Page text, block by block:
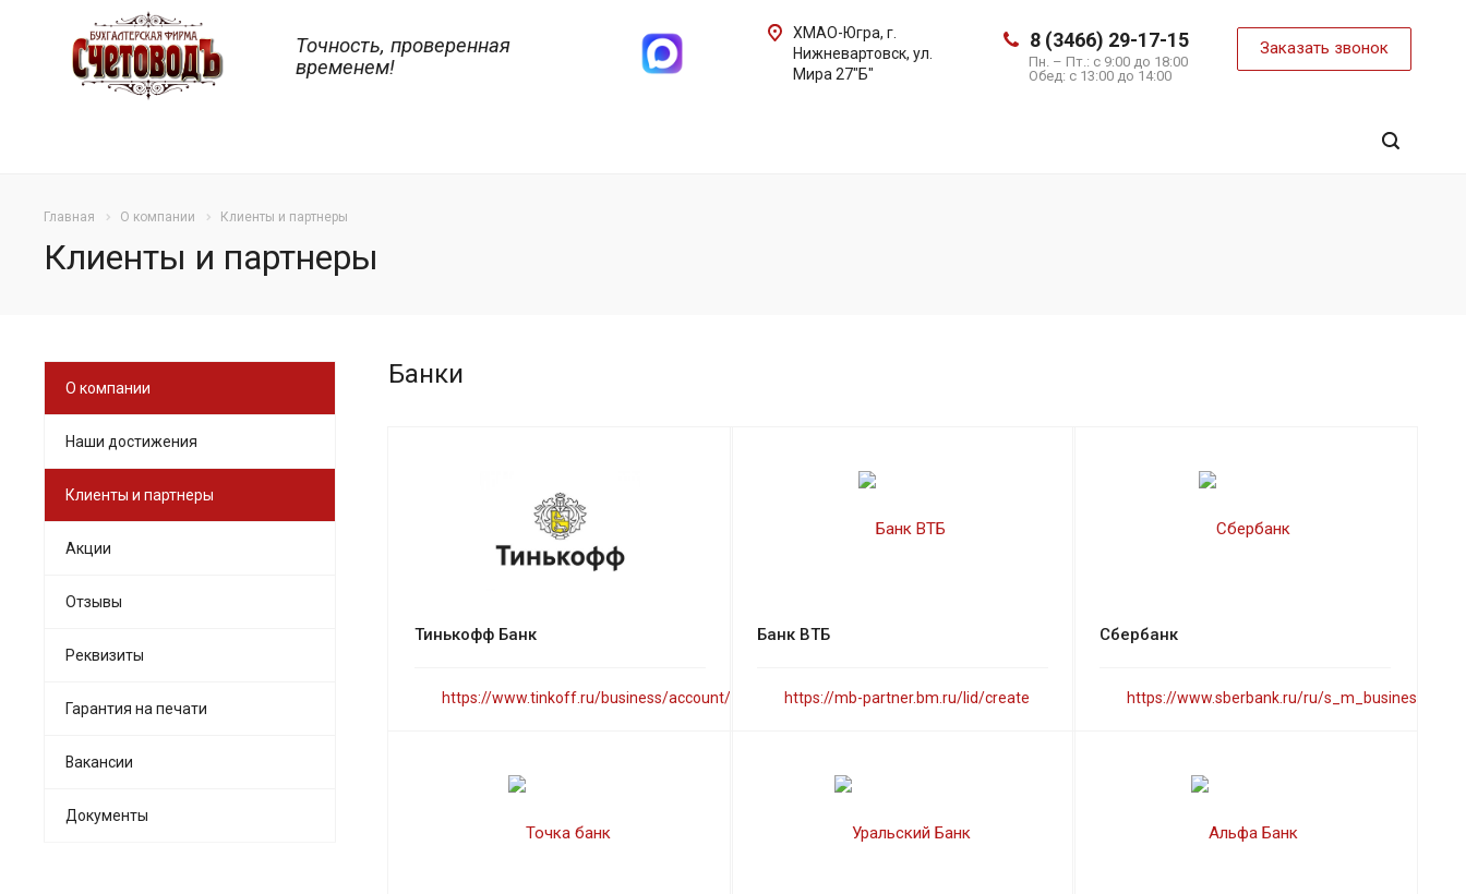
Точность, проверенная
временем!
8 (3466) 29-17-15
Пн. – Пт.: с 9:00 до 18:00
Обед: с 13:00 до 14:00
Заказать звонок
ХМАО-Югра, г.
Нижневартовск, ул.
Мира 27"Б"
Главная О компании Клиенты и партнеры
Клиенты и партнеры
Банки
Тинькофф Банк
https://www.tinkoff.ru/business/account/
Банк ВТБ
https://mb-partner.bm.ru/lid/create
Сбербанк
https://www.sberbank.ru/ru/s_m_business
О компании
Наши достижения
Клиенты и партнеры
Акции
Отзывы
Реквизиты
Гарантия на печати
Вакансии
Документы